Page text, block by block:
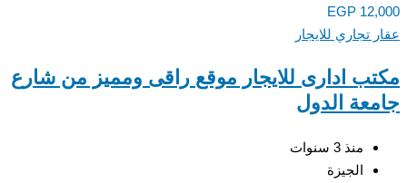
EGP
تجاري للايجار
ادارى للايجار موقع راقى ومميز من شارع
الدول
منذ 3 سنوات
الجيزة